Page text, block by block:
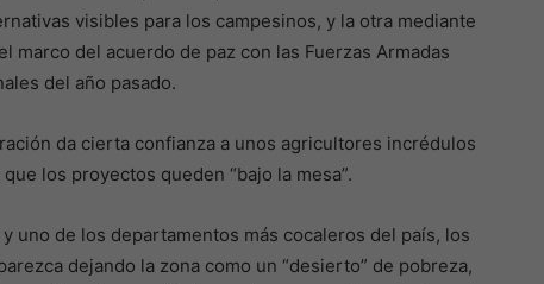
visibles para los campesinos, y la otra mediante
marco del acuerdo de paz con las Fuerzas Armadas
del año pasado.
da cierta confianza a unos agricultores incrédulos
los proyectos queden “bajo la mesa”.
uno de los departamentos más cocaleros del país, los
dejando la zona como un “desierto” de pobreza,